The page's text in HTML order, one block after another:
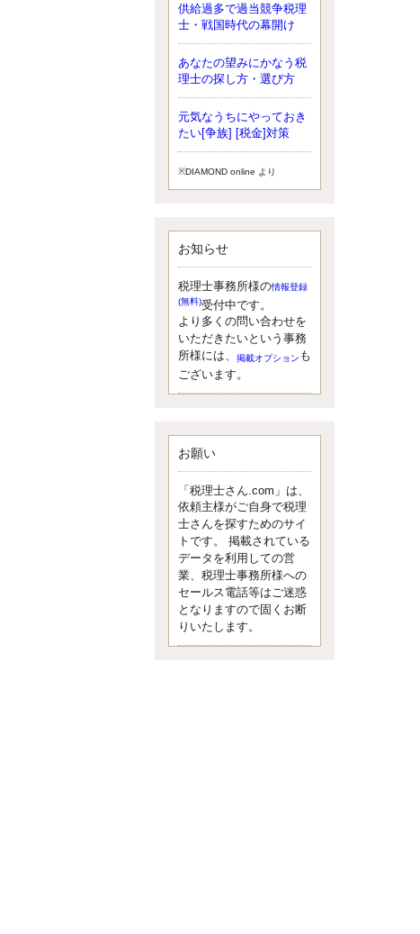
---------------------
サクセス会計事務所
サクセス税理士のお役立ちブ
ログ
平成２７年１月１日以降開始の相続
より、相続税の基礎控除額（相続税
が課税されない遺産の上限額）が縮
小されたため、お亡くなりになった
更新:2017年5月1日(大阪市中央区)
---------------------
湘南のぽっちゃり女性税理士
松村文子と湘南ＢＵ
また最近、税理士試験のご相談を受
けることおおくなりました。受験申
し込み受け付け開始になるからです
ね。勉強したが、中途半端なので、
受験が無駄に思っている人もいるよ
うです。まず、私ならダメと思う前
に、全力で勝負してみたいです！
更新:2017年5月1日(神奈川県藤沢市)
---------------------
イクメン税理士による税金ブ
ログです。
なくて七クセ 目は口ほどにモノを言
う 色んなことわざがありますが、無
意識に出ている身体のサイン。 心理
学では、ちゃんと意味があるようで
す。 疑問に思ったら考える 先日知り
合った方、初対面では何
更新:2017年5月1日(京都市下京区)
---------------------
内田敦税理士事務所
イクメン税理士による税金ブ
ログです。
供給過多で過当競争税理
士・戦国時代の幕開け
あなたの望みにかなう税
理士の探し方・選び方
元気なうちにやっておき
たい[争族] [税金]対策
※DIAMOND online より
お知らせ
税理士事務所様の情報登録
(無料)受付中です。
より多くの問い合わせを
いただきたいという事務
所様には、
掲載オプション も
ございます。
お願い
「税理士さん.com」は、
依頼主様がご自身で税理
士さんを探すためのサイ
トです。 掲載されている
データを利用しての営
業、税理士事務所様への
セールス電話等はご迷惑
となりますので固くお断
りいたします。